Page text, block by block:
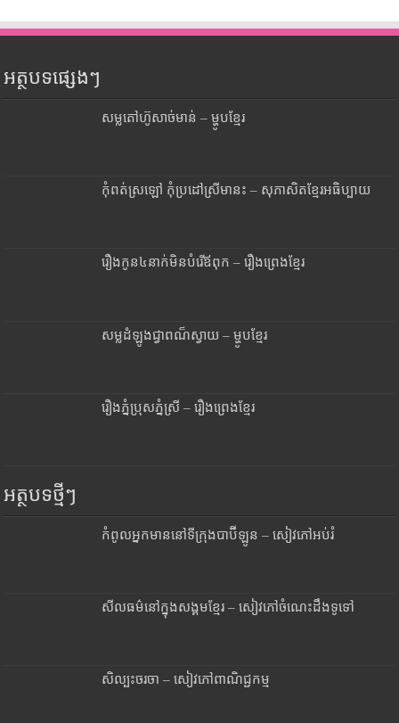
អត្ថបទផ្សេងៗ
សម្លតៅហ៊ូសាច់មាន់ – ម្ហូបខ្មែរ
កុំពត់ស្រឡៅ កុំប្រដៅស្រីមានះ – សុភាសិតខ្មែរអធិប្បាយ
រឿងកូន៤នាក់មិនបំរើឪពុក – រឿងព្រេងខ្មែរ
សម្លដំឡូងជ្វាពណ៏ស្វាយ – ម្ហូបខ្មែរ
រឿងភ្នំប្រុសភ្នំស្រី – រឿងព្រេងខ្មែរ
អត្ថបទថ្មីៗ
កំពូលអ្នកមាននៅទីក្រុងបាប៊ីឡូន – សៀវភៅអប់រំ
សីលធម៌នៅក្នុងសង្គមខ្មែរ – សៀវភៅចំណេះដឹងទូទៅ
សិល្បះចរចា – សៀវភៅពាណិជ្ជកម្ម